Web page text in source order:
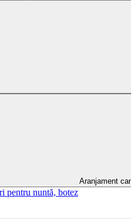
Aranjament
pentru nuntă, botez